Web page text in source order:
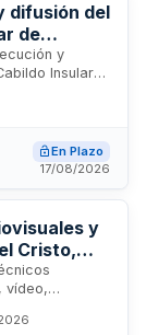
difusión del
de
y
Insular
y
de
y estrategias
la
con los
requiere
del festival.
En Plazo
17/08/2026
y
Cristo,
de
vídeo,
técnico
y transporte.